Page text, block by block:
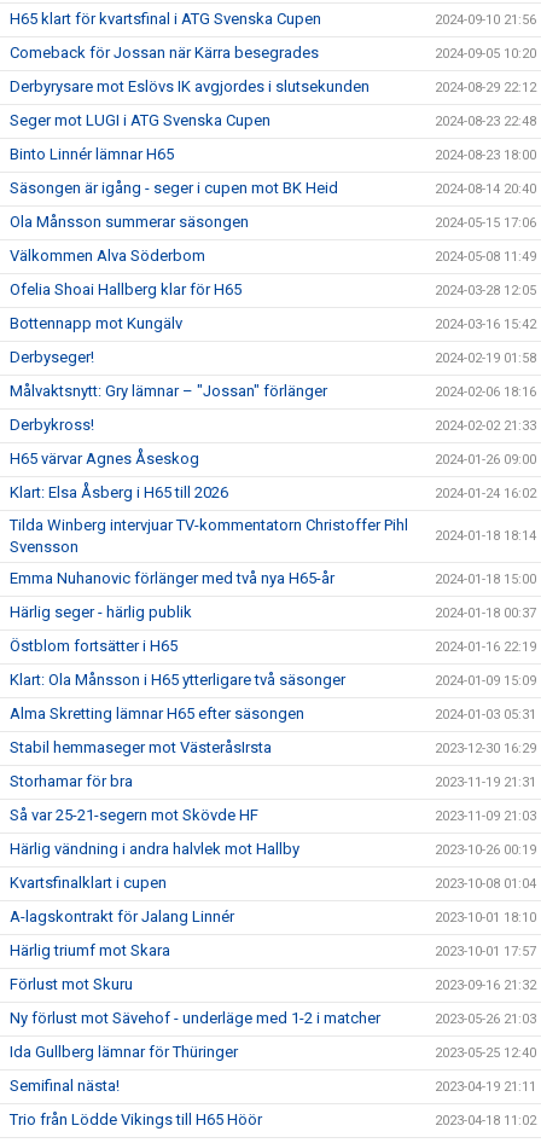
H65 klart för kvartsfinal i ATG Svenska Cupen 2024-09-10 21:56
Comeback för Jossan när Kärra besegrades 2024-09-05 10:20
Derbyrysare mot Eslövs IK avgjordes i slutsekunden 2024-08-29 22:12
Seger mot LUGI i ATG Svenska Cupen 2024-08-23 22:48
Binto Linnér lämnar H65 2024-08-23 18:00
Säsongen är igång - seger i cupen mot BK Heid 2024-08-14 20:40
Ola Månsson summerar säsongen 2024-05-15 17:06
Välkommen Alva Söderbom 2024-05-08 11:49
Ofelia Shoai Hallberg klar för H65 2024-03-28 12:05
Bottennapp mot Kungälv 2024-03-16 15:42
Derbyseger! 2024-02-19 01:58
Målvaktsnytt: Gry lämnar – "Jossan" förlänger 2024-02-06 18:16
Derbykross! 2024-02-02 21:33
H65 värvar Agnes Åseskog 2024-01-26 09:00
Klart: Elsa Åsberg i H65 till 2026 2024-01-24 16:02
Tilda Winberg intervjuar TV-kommentatorn Christoffer Pihl
Svensson
2024-01-18 18:14
Emma Nuhanovic förlänger med två nya H65-år 2024-01-18 15:00
Härlig seger - härlig publik 2024-01-18 00:37
Östblom fortsätter i H65 2024-01-16 22:19
Klart: Ola Månsson i H65 ytterligare två säsonger 2024-01-09 15:09
Alma Skretting lämnar H65 efter säsongen 2024-01-03 05:31
Stabil hemmaseger mot VästeråsIrsta 2023-12-30 16:29
Storhamar för bra 2023-11-19 21:31
Så var 25-21-segern mot Skövde HF 2023-11-09 21:03
Härlig vändning i andra halvlek mot Hallby 2023-10-26 00:19
Kvartsfinalklart i cupen 2023-10-08 01:04
A-lagskontrakt för Jalang Linnér 2023-10-01 18:10
Härlig triumf mot Skara 2023-10-01 17:57
Förlust mot Skuru 2023-09-16 21:32
Ny förlust mot Sävehof - underläge med 1-2 i matcher 2023-05-26 21:03
Ida Gullberg lämnar för Thüringer 2023-05-25 12:40
Semifinal nästa! 2023-04-19 21:11
Trio från Lödde Vikings till H65 Höör 2023-04-18 11:02